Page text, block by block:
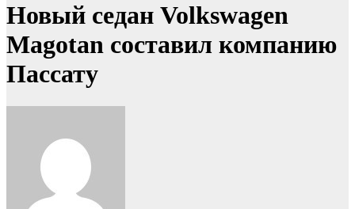
Новый седан Volkswagen
Magotan составил компанию
Пассату